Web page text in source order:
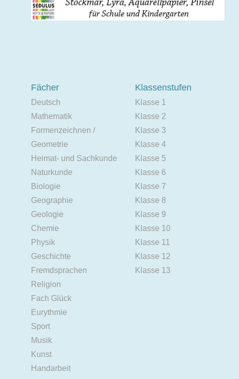
Fächer
Deutsch
Mathematik
Formenzeichnen /
Geometrie
Heimat- und Sachkunde
Naturkunde
Biologie
Geographie
Geologie
Chemie
Physik
Geschichte
Fremdsprachen
Religion
Fach Glück
Eurythmie
Sport
Musik
Kunst
Handarbeit
Klassenstufen
Klasse 1
Klasse 2
Klasse 3
Klasse 4
Klasse 5
Klasse 6
Klasse 7
Klasse 8
Klasse 9
Klasse 10
Klasse 11
Klasse 12
Klasse 13